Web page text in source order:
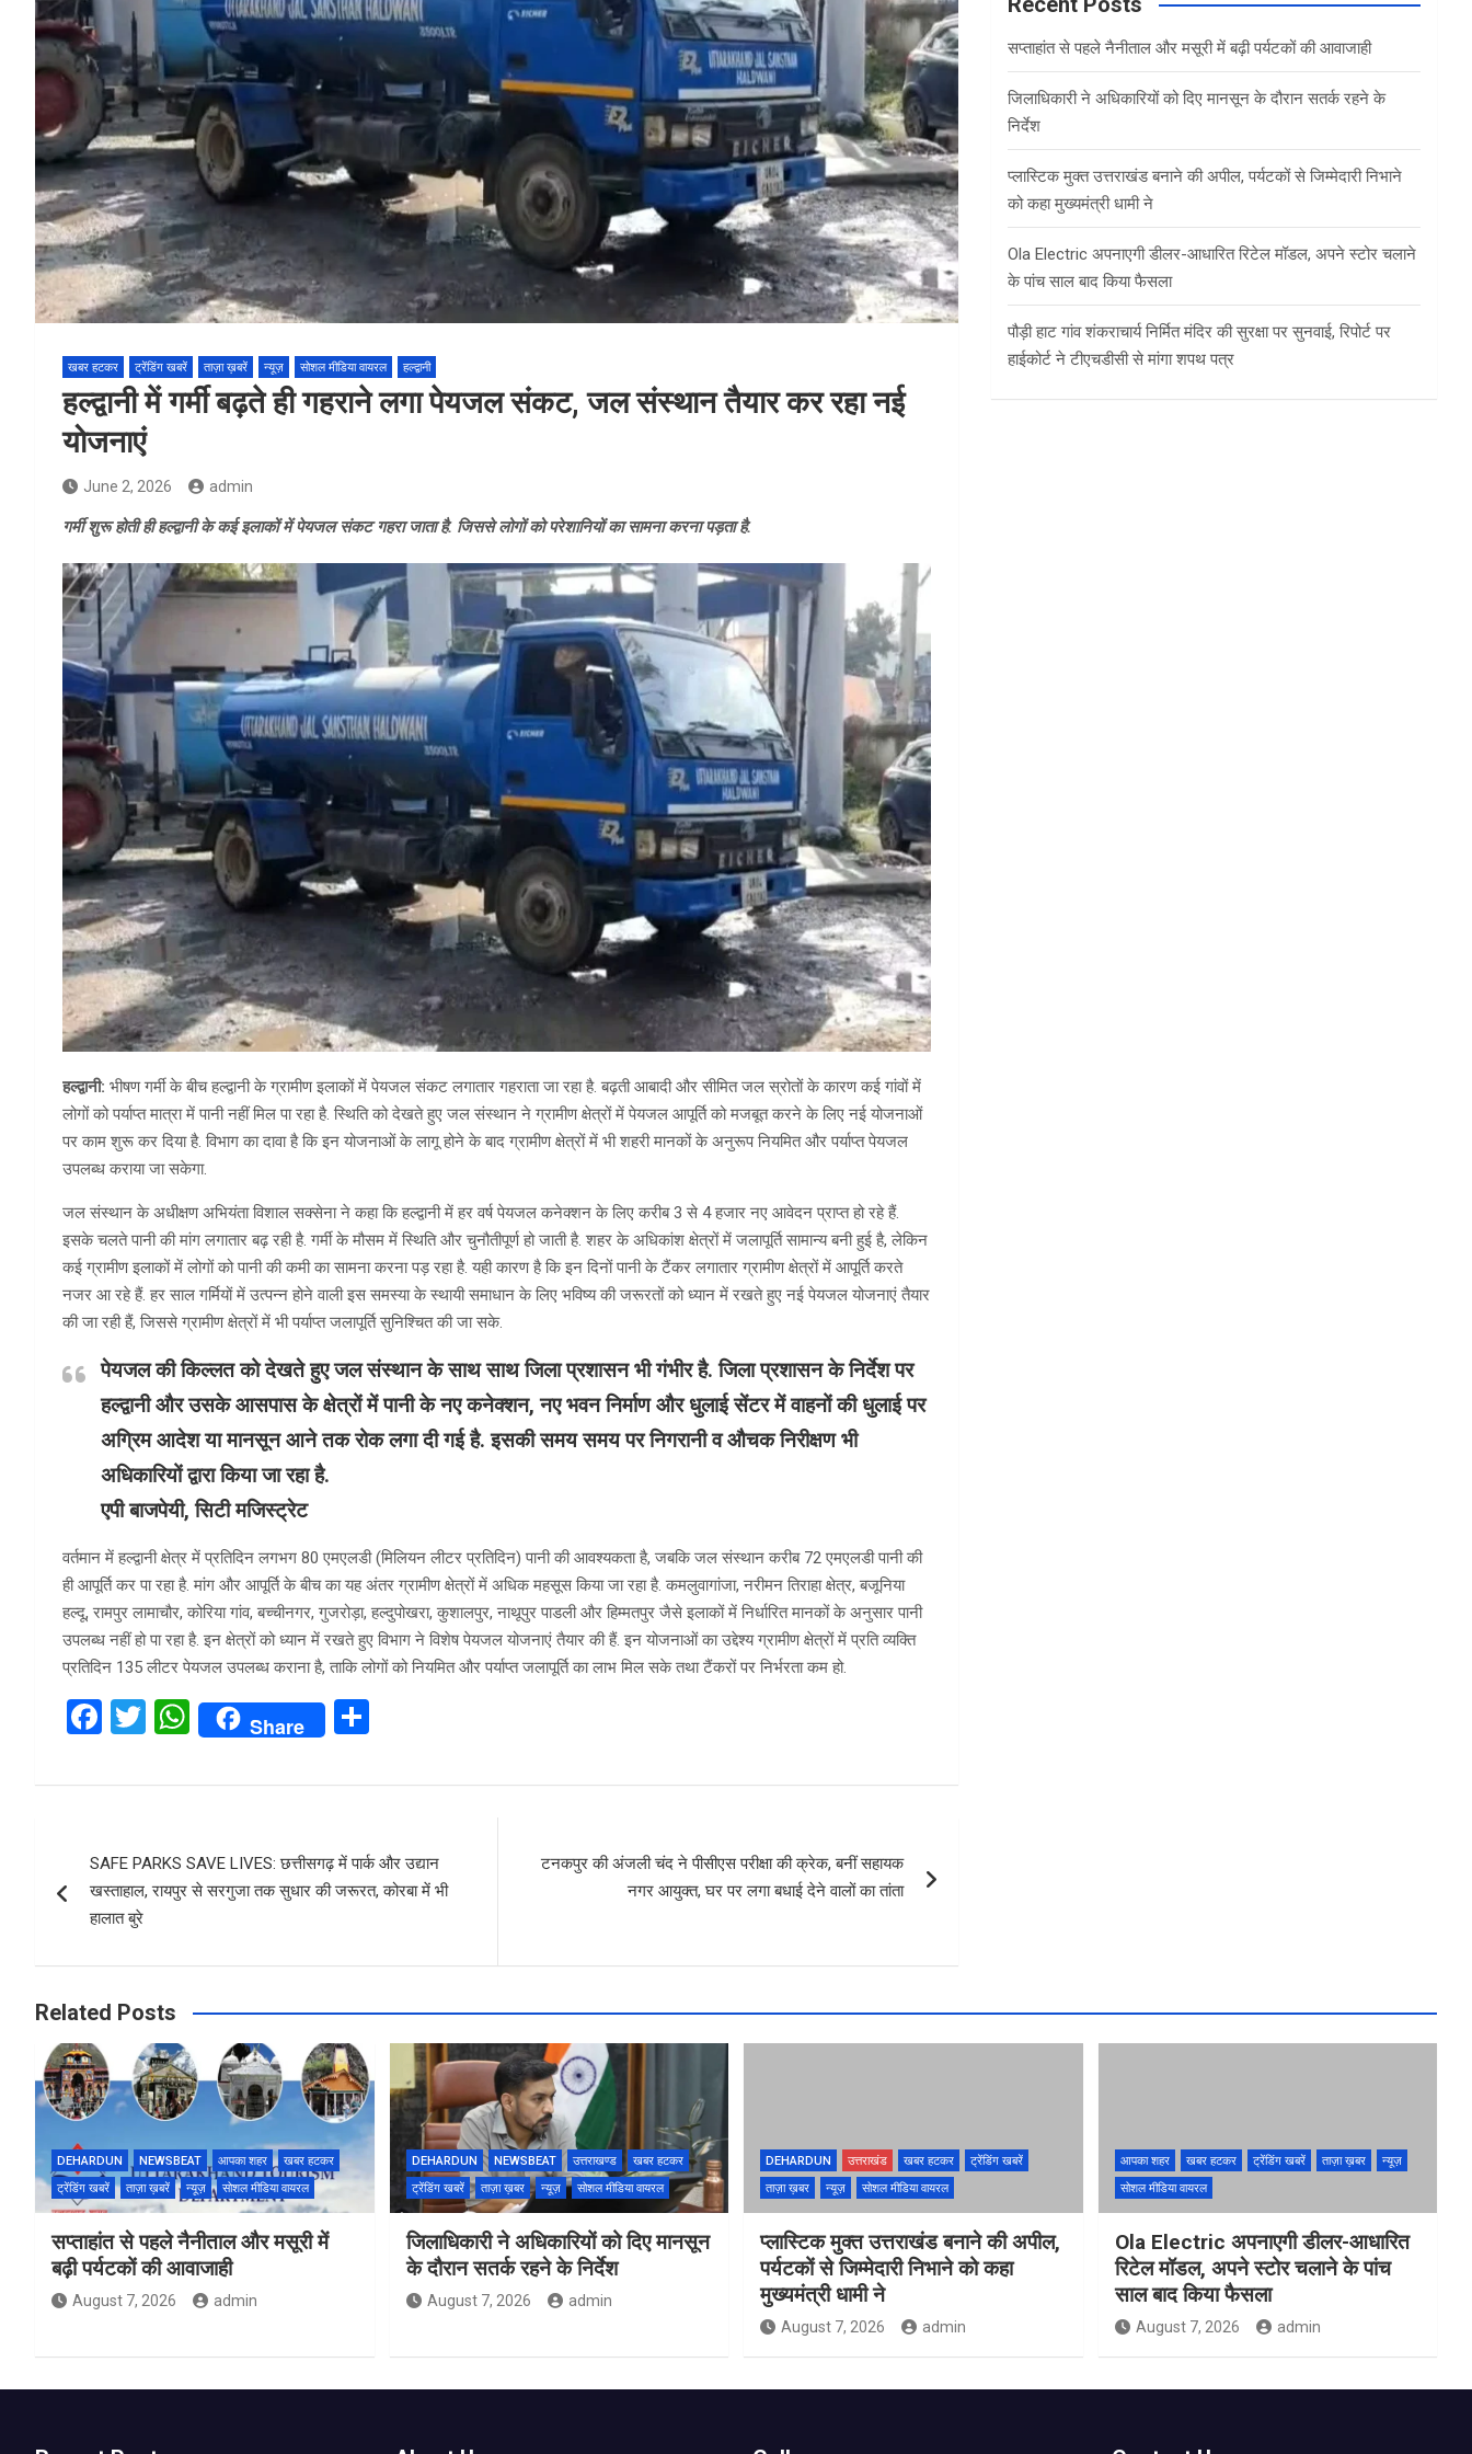
खबर हटकर ट्रेंडिंग खबरें ताज़ा ख़बरें न्यूज़ सोशल मीडिया वायरल हल्द्वानी
हल्द्वानी में गर्मी बढ़ते ही गहराने लगा पेयजल संकट, जल संस्थान तैयार कर रहा नई
योजनाएं
June 2, 2026 admin
गर्मी शुरू होती ही हल्द्वानी के कई इलाकों में पेयजल संकट गहरा जाता है. जिससे लोगों को परेशानियों का सामना करना पड़ता है.
हल्द्वानी: भीषण गर्मी के बीच हल्द्वानी के ग्रामीण इलाकों में पेयजल संकट लगातार गहराता जा रहा है. बढ़ती आबादी और सीमित जल स्रोतों के कारण कई गांवों में
लोगों को पर्याप्त मात्रा में पानी नहीं मिल पा रहा है. स्थिति को देखते हुए जल संस्थान ने ग्रामीण क्षेत्रों में पेयजल आपूर्ति को मजबूत करने के लिए नई योजनाओं
पर काम शुरू कर दिया है. विभाग का दावा है कि इन योजनाओं के लागू होने के बाद ग्रामीण क्षेत्रों में भी शहरी मानकों के अनुरूप नियमित और पर्याप्त पेयजल
उपलब्ध कराया जा सकेगा.
जल संस्थान के अधीक्षण अभियंता विशाल सक्सेना ने कहा कि हल्द्वानी में हर वर्ष पेयजल कनेक्शन के लिए करीब 3 से 4 हजार नए आवेदन प्राप्त हो रहे हैं.
इसके चलते पानी की मांग लगातार बढ़ रही है. गर्मी के मौसम में स्थिति और चुनौतीपूर्ण हो जाती है. शहर के अधिकांश क्षेत्रों में जलापूर्ति सामान्य बनी हुई है, लेकिन
कई ग्रामीण इलाकों में लोगों को पानी की कमी का सामना करना पड़ रहा है. यही कारण है कि इन दिनों पानी के टैंकर लगातार ग्रामीण क्षेत्रों में आपूर्ति करते
नजर आ रहे हैं. हर साल गर्मियों में उत्पन्न होने वाली इस समस्या के स्थायी समाधान के लिए भविष्य की जरूरतों को ध्यान में रखते हुए नई पेयजल योजनाएं तैयार
की जा रही हैं, जिससे ग्रामीण क्षेत्रों में भी पर्याप्त जलापूर्ति सुनिश्चित की जा सके.
पेयजल की किल्लत को देखते हुए जल संस्थान के साथ साथ जिला प्रशासन भी गंभीर है. जिला प्रशासन के निर्देश पर
हल्द्वानी और उसके आसपास के क्षेत्रों में पानी के नए कनेक्शन, नए भवन निर्माण और धुलाई सेंटर में वाहनों की धुलाई पर
अग्रिम आदेश या मानसून आने तक रोक लगा दी गई है. इसकी समय समय पर निगरानी व औचक निरीक्षण भी
अधिकारियों द्वारा किया जा रहा है.
एपी बाजपेयी, सिटी मजिस्ट्रेट
वर्तमान में हल्द्वानी क्षेत्र में प्रतिदिन लगभग 80 एमएलडी (मिलियन लीटर प्रतिदिन) पानी की आवश्यकता है, जबकि जल संस्थान करीब 72 एमएलडी पानी की
ही आपूर्ति कर पा रहा है. मांग और आपूर्ति के बीच का यह अंतर ग्रामीण क्षेत्रों में अधिक महसूस किया जा रहा है. कमलुवागांजा, नरीमन तिराहा क्षेत्र, बजूनिया
हल्दू, रामपुर लामाचौर, कोरिया गांव, बच्चीनगर, गुजरोड़ा, हल्दुपोखरा, कुशालपुर, नाथूपुर पाडली और हिम्मतपुर जैसे इलाकों में निर्धारित मानकों के अनुसार पानी
उपलब्ध नहीं हो पा रहा है. इन क्षेत्रों को ध्यान में रखते हुए विभाग ने विशेष पेयजल योजनाएं तैयार की हैं. इन योजनाओं का उद्देश्य ग्रामीण क्षेत्रों में प्रति व्यक्ति
प्रतिदिन 135 लीटर पेयजल उपलब्ध कराना है, ताकि लोगों को नियमित और पर्याप्त जलापूर्ति का लाभ मिल सके तथा टैंकरों पर निर्भरता कम हो.
F
ce
o
o
k
T
tt
W
h
at
A
p
Share
ar
navigation
SAFE PARKS SAVE LIVES: छत्तीसगढ़ में पार्क और उद्यान
खस्ताहाल, रायपुर से सरगुजा तक सुधार की जरूरत, कोरबा में भी
हालात बुरे
टनकपुर की अंजली चंद ने पीसीएस परीक्षा की क्रेक, बनीं सहायक
नगर आयुक्त, घर पर लगा बधाई देने वालों का तांता
सप्ताहांत से पहले नैनीताल और मसूरी में बढ़ी पर्यटकों की आवाजाही
जिलाधिकारी ने अधिकारियों को दिए मानसून के दौरान सतर्क रहने के
निर्देश
प्लास्टिक मुक्त उत्तराखंड बनाने की अपील, पर्यटकों से जिम्मेदारी निभाने
को कहा मुख्यमंत्री धामी ने
Ola Electric अपनाएगी डीलर-आधारित रिटेल मॉडल, अपने स्टोर चलाने
के पांच साल बाद किया फैसला
पौड़ी हाट गांव शंकराचार्य निर्मित मंदिर की सुरक्षा पर सुनवाई, रिपोर्ट पर
हाईकोर्ट ने टीएचडीसी से मांगा शपथ पत्र
Related Posts
DEHARDUN NEWSBEAT आपका शहर
खबर हटकर
ट्रेंडिंग खबरें
ताज़ा ख़बरें न्यूज़ सोशल मीडिया वायरल
सप्ताहांत से पहले नैनीताल और मसूरी में
बढ़ी पर्यटकों की आवाजाही
August 7, 2026 admin
DEHARDUN NEWSBEAT उत्तराखण्ड
खबर हटकर
ट्रेंडिंग खबरें
ताज़ा ख़बर न्यूज़ सोशल मीडिया वायरल
जिलाधिकारी ने अधिकारियों को दिए मानसून
के दौरान सतर्क रहने के निर्देश
August 7, 2026 admin
DEHARDUN उत्तराखंड खबर हटकर
ट्रेंडिंग खबरें
ताज़ा ख़बर
न्यूज़ सोशल मीडिया वायरल
प्लास्टिक मुक्त उत्तराखंड बनाने की अपील,
पर्यटकों से जिम्मेदारी निभाने को कहा
मुख्यमंत्री धामी ने
August 7, 2026 admin
आपका शहर खबर हटकर ट्रेंडिंग खबरें ताज़ा ख़बर
न्यूज़
सोशल मीडिया वायरल
Ola Electric अपनाएगी डीलर-आधारित
रिटेल मॉडल, अपने स्टोर चलाने के पांच
साल बाद किया फैसला
August 7, 2026 admin